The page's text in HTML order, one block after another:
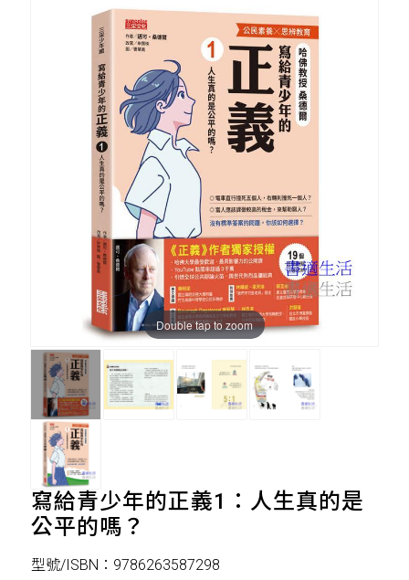
Double tap to zoom
寫給青少年的正義1：人生真的是
公平的嗎？
型號/ISBN：9786263587298